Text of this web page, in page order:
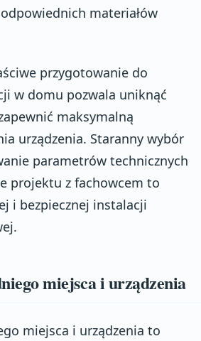
materiałów
przygotowanie do
w domu pozwala uniknąć
maksymalną
urządzenia. Staranny wybór
parametrów technicznych
projektu z fachowcem to
i bezpiecznej instalacji
miejsca i urządzenia
miejsca i urządzenia to